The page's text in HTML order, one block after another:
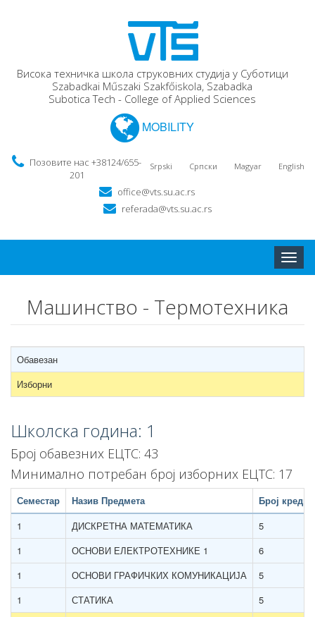
Висока техничка школа струковних студија у Суботици
Szabadkai Műszaki Szakfőiskola, Szabadka
Subotica Tech - College of Applied Sciences
MOBILITY
Srpski Српски Magyar English
Позовите нас +38124/655-
201
office@vts.su.ac.rs
referada@vts.su.ac.rs
Toggle
Машинство - Термотехника
Обавезан
Изборни
Школска година: 1
Број обавезних ЕЦТС: 43
Минимално потребан број изборних ЕЦТС: 17
Семестар Назив Предмета
Број
1
ДИСКРЕТНА МАТЕМАТИКА
5
1
ОСНОВИ ЕЛЕКТРОТЕХНИКЕ 1
6
1
ОСНОВИ ГРАФИЧКИХ КОМУНИКАЦИЈА
5
1
СТАТИКА
5